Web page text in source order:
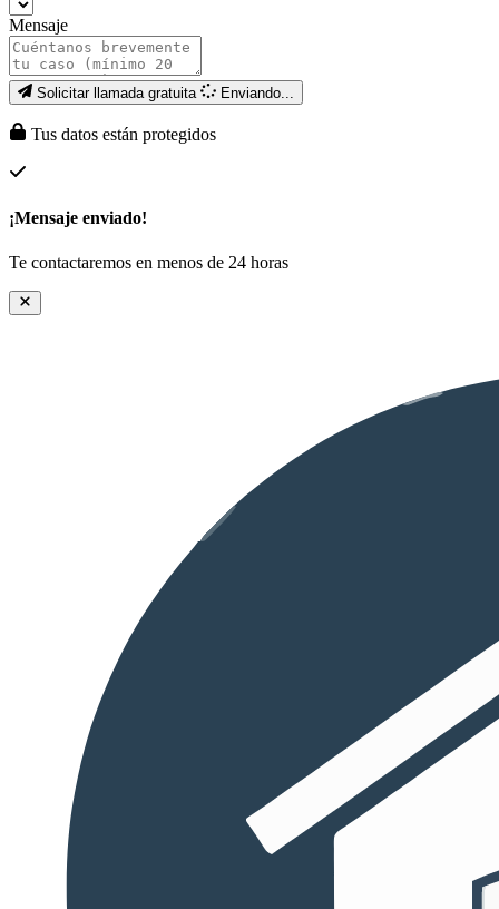
Mensaje
Solicitar llamada gratuita Enviando...
Tus datos están protegidos
¡Mensaje enviado!
Te contactaremos en menos de 24 horas